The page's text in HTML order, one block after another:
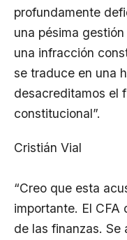
profundamente
una pésima
una infracción
se traduce en una
desacreditamos el
constitucional”.
Cristián Vial
“Creo que esta
importante. El CFA
de las finanzas. Se